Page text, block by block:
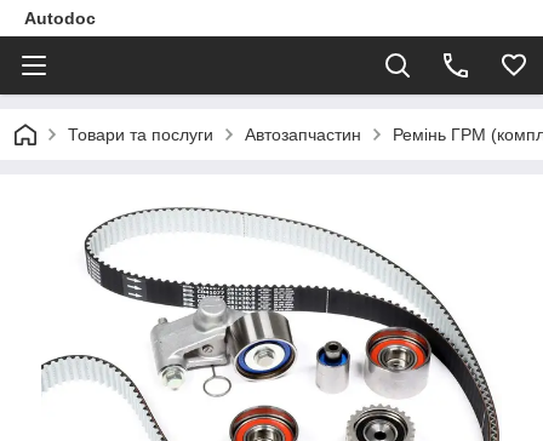
Autodoc
Товари та послуги Автозапчастин Ремінь ГРМ